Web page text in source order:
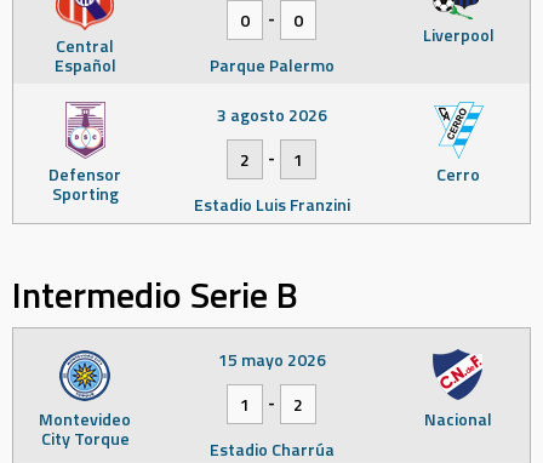
Central
Español
Liverpool
0
-
0
Parque Palermo
Defensor
Sporting
Cerro
3 agosto 2026
2
-
1
Estadio Luis Franzini
Intermedio Serie B
Montevideo
City Torque
Nacional
15 mayo 2026
1
-
2
Estadio Charrúa